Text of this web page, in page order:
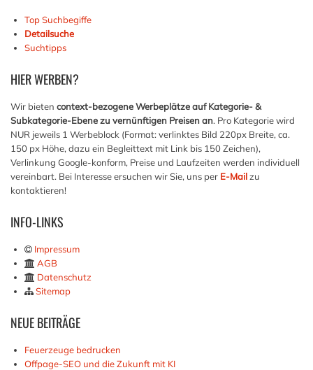
Top Suchbegiffe
Detailsuche
Suchtipps
HIERWERBEN?
Wir bieten context-bezogene Werbeplätze auf Kategorie- &
Subkategorie-Ebene zu vernünftigen Preisen an. Pro Kategorie wird
NUR jeweils 1 Werbeblock (Format: verlinktes Bild 220px Breite, ca.
150 px Höhe, dazu ein Begleittext mit Link bis 150 Zeichen),
Verlinkung Google-konform, Preise und Laufzeiten werden individuell
vereinbart. Bei Interesse ersuchen wir Sie, uns per E-Mailzu
kontaktieren!
INFO-LINKS
Impressum
AGB
Datenschutz
Sitemap
NEUEBEITRÄGE
Feuerzeuge bedrucken
Offpage-SEO und die Zukunft mit KI